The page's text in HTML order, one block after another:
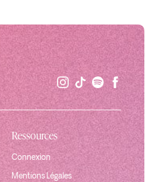
Ressources
Connexion
Mentions Légales